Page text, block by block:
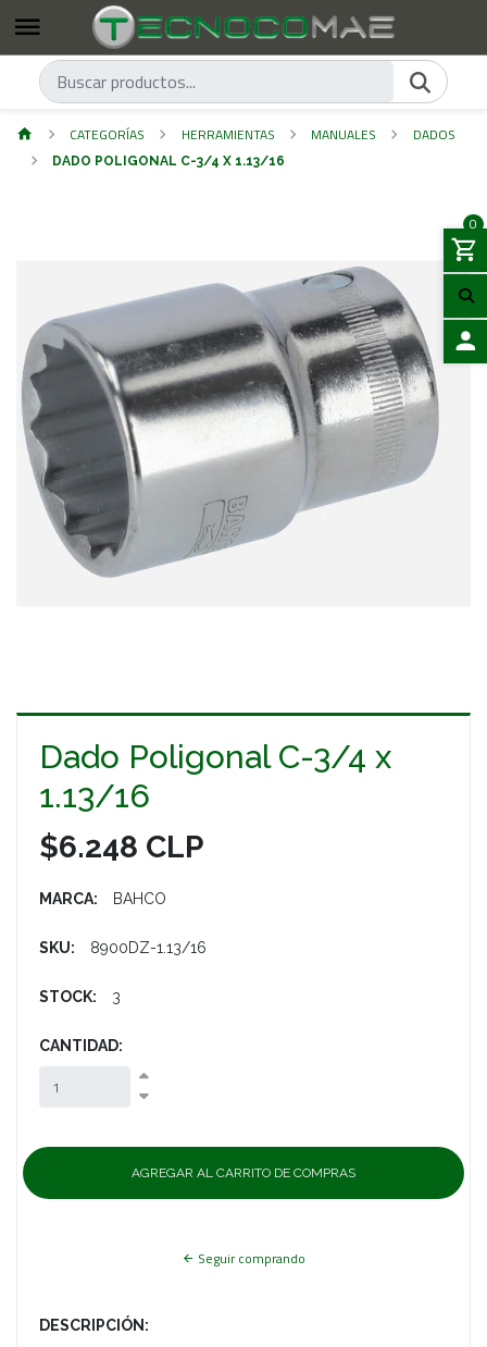
0
CATEGORÍAS HERRAMIENTAS MANUALES DADOS
DADO POLIGONAL C-3/4 X 1.13/16
Dado Poligonal C-3/4 x
1.13/16
$6.248 CLP
MARCA: BAHCO
SKU: 8900DZ-1.13/16
STOCK: 3
CANTIDAD:
Seguir comprando
DESCRIPCIÓN: